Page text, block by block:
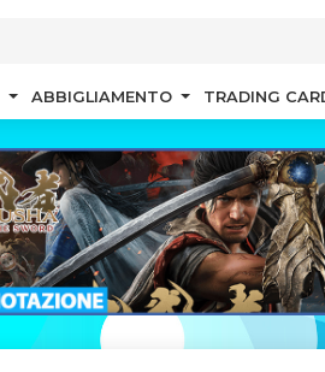
ABBIGLIAMENTO TRADING